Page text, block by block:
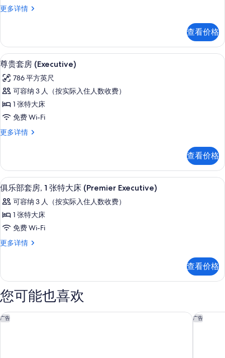
片
2
单
人
床
的
所
有
照
片
更多详情
华
2
张
单
人
床
更
信
息
查看价格
显
示
尊
贵
套
(Executive)
所
有
照
片
迷你吧、客房内保险箱、办公桌、笔
6
尊贵套房 (Executive)
786 平方英尺
可容纳 3 人（按实际入住人数收费）
1 张特大床
免费 Wi-Fi
更多详情
尊
(Executive)
更
多
息
查看价格
显
示
俱
乐
套
1
特
大
床
迷你吧、客房内保险箱、办公桌、笔
6
俱乐部套房, 1 张特大床 (Premier Executive)
可容纳 3 人（按实际入住人数收费）
1 张特大床
免费 Wi-Fi
更多详情
俱
房,
张
特
大
床
查看价格
您可能也喜欢
广告
Admiral Hotel Manila - MGallery Collection = 马尼拉海军上
广告
希尔顿